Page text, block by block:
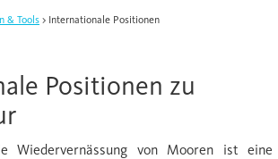
& Tools Internationale Positionen
Positionen zu
Wiedervernässung von Mooren ist eine